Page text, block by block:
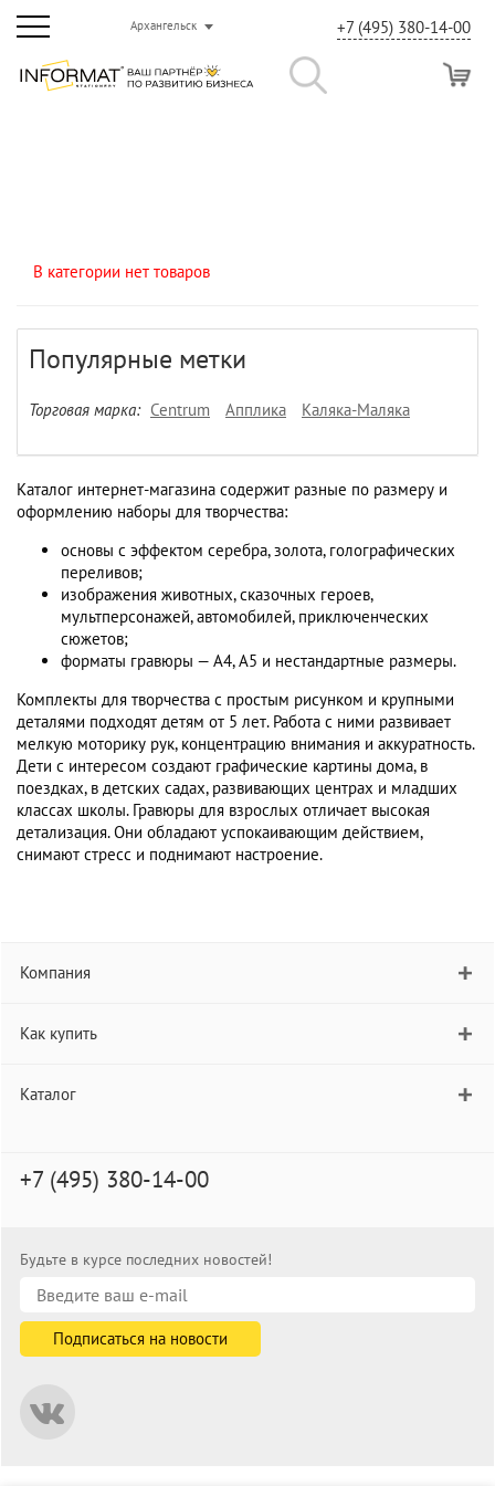
Архангельск +7 (495) 380-14-00
В категории нет товаров
Популярные метки
Торговая марка: Centrum Апплика Каляка-Маляка
Каталог интернет-магазина содержит разные по размеру и
оформлению наборы для творчества:
основы с эффектом серебра, золота, голографических
переливов;
изображения животных, сказочных героев,
мультперсонажей, автомобилей, приключенческих
сюжетов;
форматы гравюры — А4, А5 и нестандартные размеры.
Комплекты для творчества с простым рисунком и крупными
деталями подходят детям от 5 лет. Работа с ними развивает
мелкую моторику рук, концентрацию внимания и аккуратность.
Дети с интересом создают графические картины дома, в
поездках, в детских садах, развивающих центрах и младших
классах школы. Гравюры для взрослых отличает высокая
детализация. Они обладают успокаивающим действием,
снимают стресс и поднимают настроение.
Компания
Как купить
Каталог
+7 (495) 380-14-00
Будьте в курсе последних новостей!